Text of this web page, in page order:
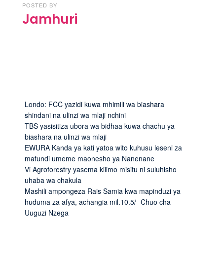
POSTED BY
Jamhuri
Londo: FCC yazidi kuwa mhimili wa biashara
shindani na ulinzi wa mlaji nchini
TBS yasisitiza ubora wa bidhaa kuwa chachu ya
biashara na ulinzi wa mlaji
EWURA Kanda ya kati yatoa wito kuhusu leseni za
mafundi umeme maonesho ya Nanenane
Vi Agroforestry yasema kilimo misitu ni suluhisho
uhaba wa chakula
Mashili ampongeza Rais Samia kwa mapinduzi ya
huduma za afya, achangia mil.10.5/- Chuo cha
Uuguzi Nzega